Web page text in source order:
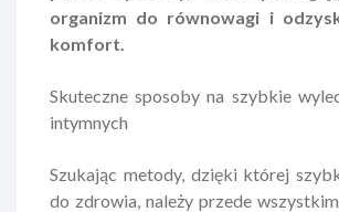
organizm do równowagi i
komfort.
Skuteczne sposoby na szybkie
intymnych
Szukając metody, dzięki której
do zdrowia, należy przede